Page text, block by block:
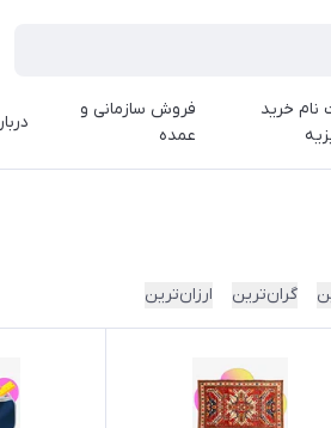
نام خرید
فروش سازمانی و
عمده
گران‌ترین ارزان‌ترین